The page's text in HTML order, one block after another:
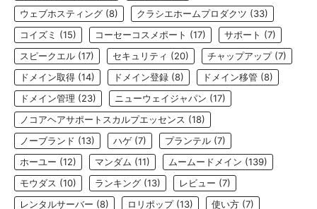
ウェブホスティング (8) クラシエホームプロダクツ (33)
コイズミ (15) コーセーコスメポート (17) サポート (7)
スピークエル (17) セキュリティ (20) チャップアップ(7)
ドメイン取得 (14) ドメイン登録 (8) ドメイン移管 (8)
ドメイン管理 (23) ニューウェイジャパン (17)
ノコアヘアサポートスカルプエッセンス (18)
ノーブランド (13) ハゲ (7) プランテル (7)
ホーユー (12) マンダム (11) ムームードメイン (139)
モウダス (10) ランキング (13) レビュー (7)
レンタルサーバー (8) ロリポップ(13) 使い方 (7)